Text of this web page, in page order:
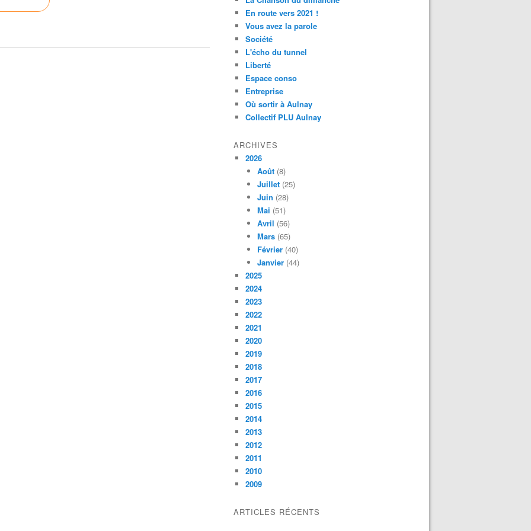
En route vers 2021 !
Vous avez la parole
Société
L'écho du tunnel
Liberté
Espace conso
Entreprise
Où sortir à Aulnay
Collectif PLU Aulnay
ARCHIVES
2026
Août (8)
Juillet (25)
Juin (28)
Mai (51)
Avril (56)
Mars (65)
Février (40)
Janvier (44)
2025
2024
2023
2022
2021
2020
2019
2018
2017
2016
2015
2014
2013
2012
2011
2010
2009
ARTICLES RÉCENTS